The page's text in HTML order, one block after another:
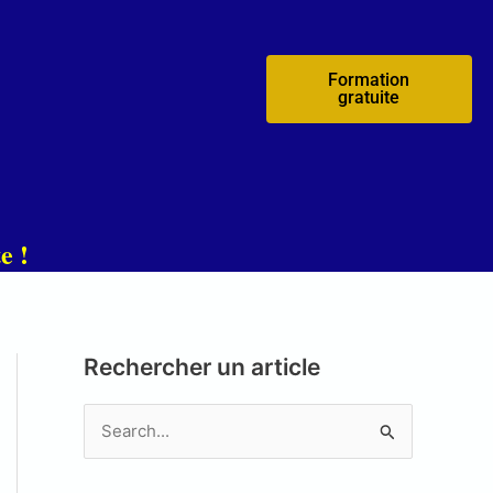
Formation
gratuite
!
Rechercher un article